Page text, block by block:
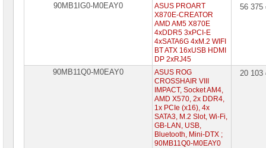
90MB1IG0-M0EAY0
ASUS PROART
X870E-CREATOR
AMD AM5 X870E
4xDDR5 3xPCI-E
4xSATA6G 4xM.2 WIFI
BT ATX 16xUSB HDMI
DP 2xRJ45
56
90MB11Q0-M0EAY0
ASUS ROG
CROSSHAIR VIII
IMPACT, Socket AM4,
AMD X570, 2x DDR4,
1x PCIe (x16), 4x
SATA3, M.2 Slot, Wi-Fi,
GB-LAN, USB,
Bluetooth, Mini-DTX ;
90MB11Q0-M0EAY0
20